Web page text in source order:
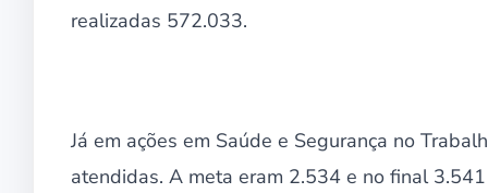
realizadas 572.033.
Já em ações em Saúde e Segurança no
atendidas. A meta eram 2.534 e no final